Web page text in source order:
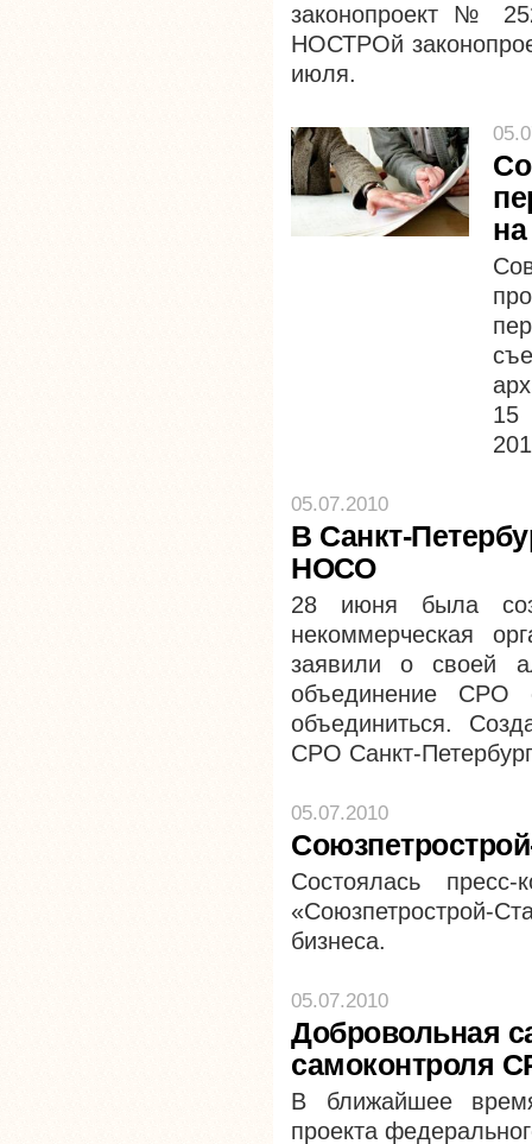
законопроект №
НОСТРОй
июля.
15
05.07.2010
В Санкт-
НОСО
28 июня была
некоммерческая
заявили о своей
объединение СРО
объединиться.
СРО Санкт-
05.07.2010
Состоялась
«Союзпетрострой-
бизнеса.
05.07.2010
Добровольная
самоконтроля
В ближайшее
проекта